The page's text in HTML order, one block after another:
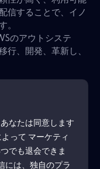
信することで、イノ
。
のアウトシステ
行、開発、革新し、
なたは同意します
って マーケティ
でも退会できま
には、独自のプラ